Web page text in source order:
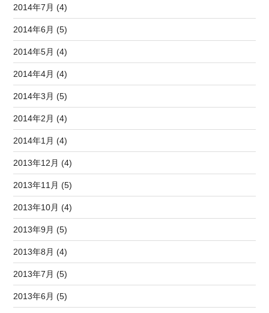
2014年7月 (4)
2014年6月 (5)
2014年5月 (4)
2014年4月 (4)
2014年3月 (5)
2014年2月 (4)
2014年1月 (4)
2013年12月 (4)
2013年11月 (5)
2013年10月 (4)
2013年9月 (5)
2013年8月 (4)
2013年7月 (5)
2013年6月 (5)